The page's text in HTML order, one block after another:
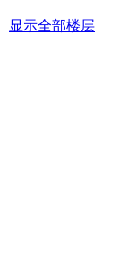
| 显示全部楼层